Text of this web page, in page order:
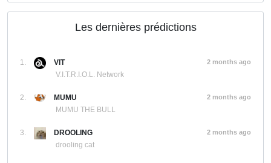
Les dernières prédictions
1.
VIT
V.I.T.R.I.O.L. Network
2 months ago
2.
MUMU
MUMU THE BULL
2 months ago
3.
DROOLING
drooling cat
2 months ago